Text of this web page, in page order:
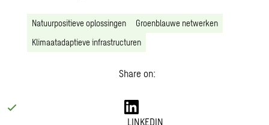
Natuurpositieve oplossingen
Groenblauwe netwerken
Klimaatadaptieve infrastructuren
Share on:
LINKEDIN